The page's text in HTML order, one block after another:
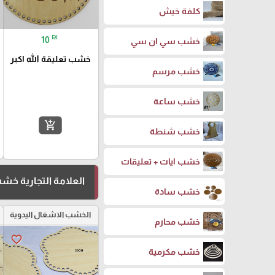
كلفة خيش
خشب سي ان سي
خشب مرسم
خشب ساعة
خشب شنطة
خشب ايات + تعليقات
خشب سادة
خشب محارم
خشب مكرمية
10 ₪
خشب تعليقة الله اكبر
add_shopping_cart
العلامة التجارية
الخشب الاشغال اليدوية
favorite_border